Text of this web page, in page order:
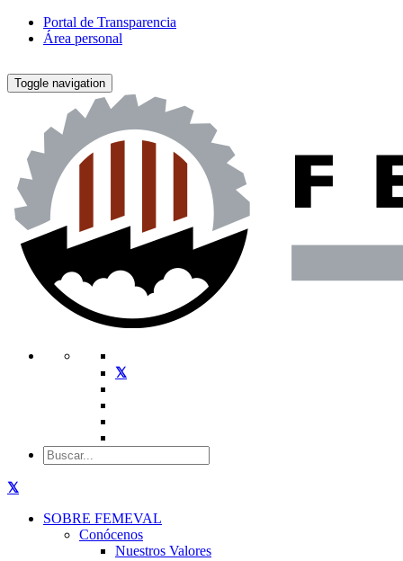
Portal de Transparencia
Área personal
Toggle navigation
SOBRE FEMEVAL
Conócenos
Nuestros Valores